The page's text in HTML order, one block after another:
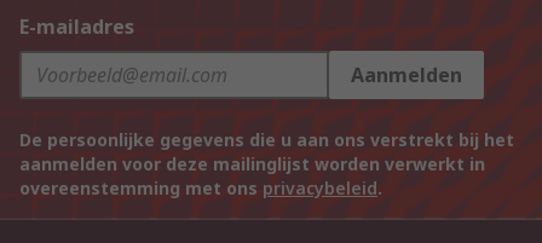
E-mailadres
Aanmelden
De persoonlijke gegevens die u aan ons verstrekt bij het
aanmelden voor deze mailinglijst worden verwerkt in
overeenstemming met ons privacybeleid.